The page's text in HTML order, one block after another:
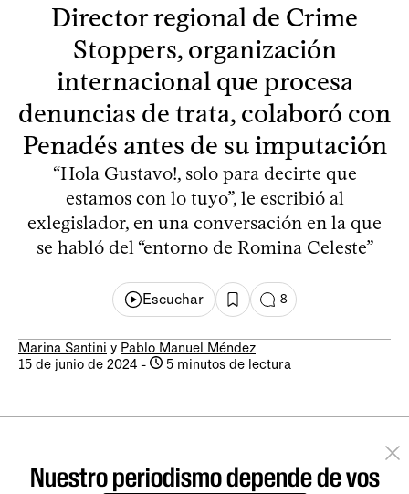
Director regional de Crime
Stoppers, organización
internacional que procesa
denuncias de trata, colaboró con
Penadés antes de su imputación
“Hola Gustavo!, solo para decirte que
estamos con lo tuyo”, le escribió al
exlegislador, en una conversación en la que
se habló del “entorno de Romina Celeste”
Escuchar 8
Marina Santini y Pablo Manuel Méndez
15 de junio de 2024 - 5 minutos de lectura
Nuestro periodismo depende de vos